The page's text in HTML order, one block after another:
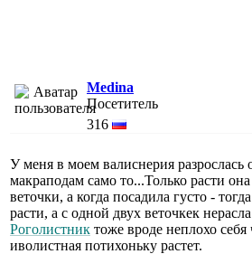
Medina
Посетитель
316
У меня в моем валиснерия разрослась
макраподам само то...Только расти
веточки, а когда посадила густо -
расти, а с одной двух веточкек
Роголистник тоже вроде неплохо себя
иволистная потихоньку растет.